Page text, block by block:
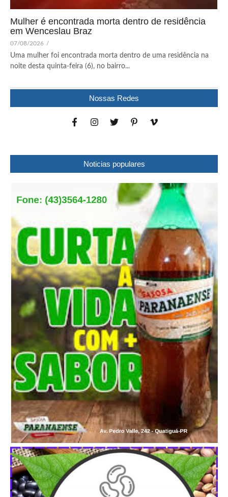
Mulher é encontrada morta dentro de residência
em Wenceslau Braz
07/08/2026 /
Uma mulher foi encontrada morta dentro de uma residência na
noite desta quinta-feira (6), no bairro...
Nossas Redes
Noticias populares